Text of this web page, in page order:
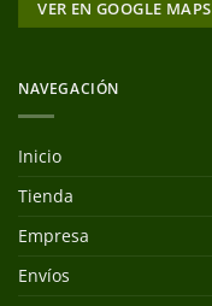
VER EN GOOGLE MAPS
NAVEGACIÓN
Inicio
Tienda
Empresa
Envíos